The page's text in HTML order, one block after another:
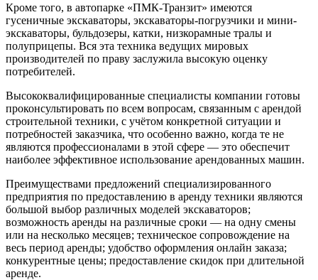
Кроме того, в автопарке «ПМК-Транзит» имеются
гусеничные экскаваторы, экскаваторы-погрузчики и мини-
экскаваторы, бульдозеры, катки, низкорамные тралы и
полуприцепы. Вся эта техника ведущих мировых
производителей по праву заслужила высокую оценку
потребителей.
Высококвалифицированные специалисты компании готовы
проконсультировать по всем вопросам, связанным с арендой
строительной техники, с учётом конкретной ситуации и
потребностей заказчика, что особенно важно, когда те не
являются профессионалами в этой сфере — это обеспечит
наиболее эффективное использование арендованных машин.
Преимуществами предложений специализированного
предприятия по предоставлению в аренду техники являются
большой выбор различных моделей экскаваторов;
возможность аренды на различные сроки — на одну смены
или на несколько месяцев; техническое сопровождение на
весь период аренды; удобство оформления онлайн заказа;
конкурентные цены; предоставление скидок при длительной
аренде.